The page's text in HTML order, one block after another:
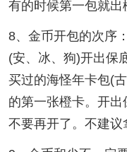
有的时候第一包就出
8、金币开包的次序
(安、冰、狗)开出保
买过的海怪年卡包(
的第一张橙卡。开
不要再开了。不建议